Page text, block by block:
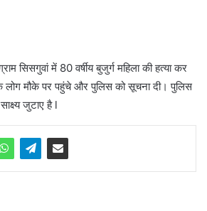
सिसगुवां में 80 वर्षीय बुजुर्ग महिला की हत्या कर
लोग मौके पर पहुंचे और पुलिस को सूचना दी। पुलिस
जुटाए है l